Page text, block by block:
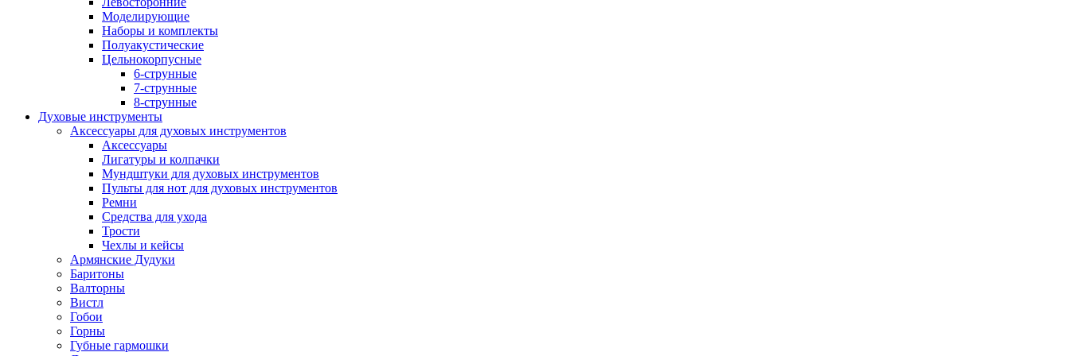
Моделирующие
Наборы и комплекты
Полуакустические
Цельнокорпусные
6-струнные
7-струнные
8-струнные
Духовые инструменты
Аксессуары для духовых инструментов
Аксессуары
Лигатуры и колпачки
Мундштуки для духовых инструментов
Пульты для нот для духовых инструментов
Ремни
Средства для ухода
Трости
Чехлы и кейсы
Армянские Дудуки
Баритоны
Валторны
Вистл
Гобои
Горны
Губные гармошки